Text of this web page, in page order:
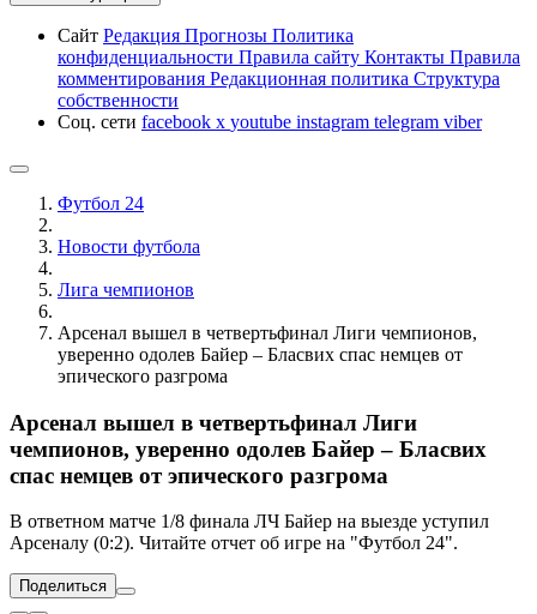
Сайт Редакция Прогнозы Политика
конфиденциальности Правила сайту Контакты Правила
комментирования Редакционная политика Структура
собственности
Соц. сети facebook x youtube instagram telegram viber
Футбол 24
Новости футбола
Лига чемпионов
Арсенал вышел в четвертьфинал Лиги чемпионов,
уверенно одолев Байер – Бласвих спас немцев от
эпического разгрома
Арсенал вышел в четвертьфинал Лиги
чемпионов, уверенно одолев Байер – Бласвих
спас немцев от эпического разгрома
В ответном матче 1/8 финала ЛЧ Байер на выезде уступил
Арсеналу (0:2). Читайте отчет об игре на "Футбол 24".
Поделиться